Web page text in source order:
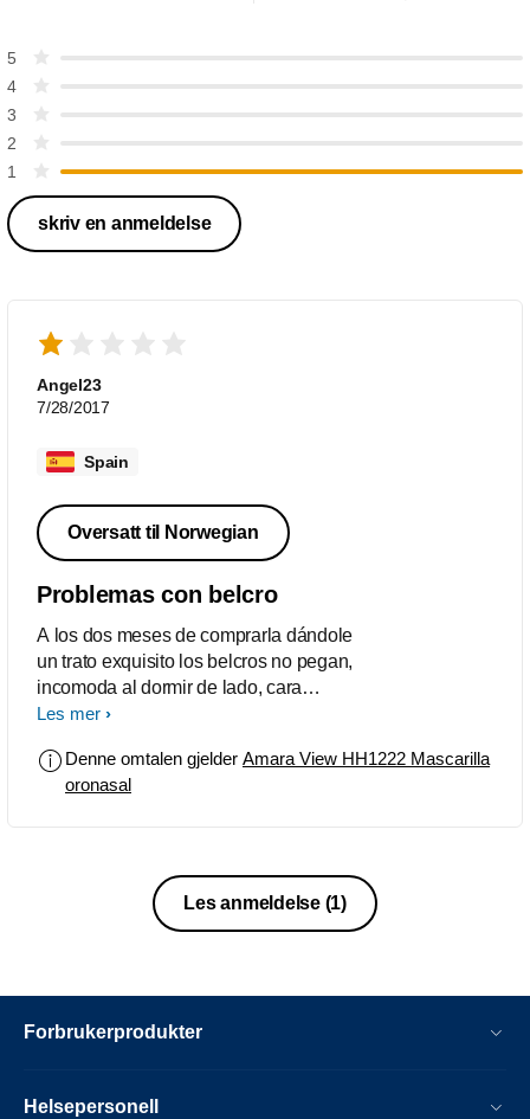
5
4
3
2
1
skriv en anmeldelse
Angel23
7/28/2017
Spain
Oversatt til Norwegian
Problemas con belcro
A los dos meses de comprarla dándole
un trato exquisito los belcros no pegan,
incomoda al dormir de lado, cara
marcada por la mañana al tener que
relación calidad precio.
Les mer
Denne omtalen gjelder Amara View HH1222 Mascarilla
oronasal
Les anmeldelse (1)
Forbrukerprodukter
Helsepersonell